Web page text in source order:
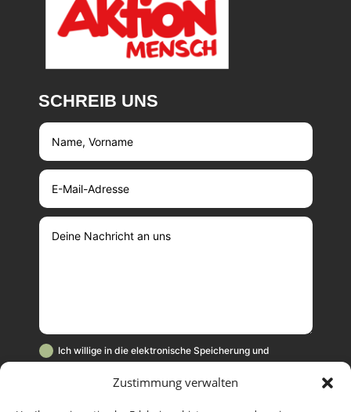
Zustimmung verwalten
SCHREIB UNS
Ich willige in die elektronische Speicherung und
Verarbeitung meiner Daten für die Zwecke der Kampagne
"Wehrhaft ohne Waffen" ein. Diese Einwilligung kann jederzeit